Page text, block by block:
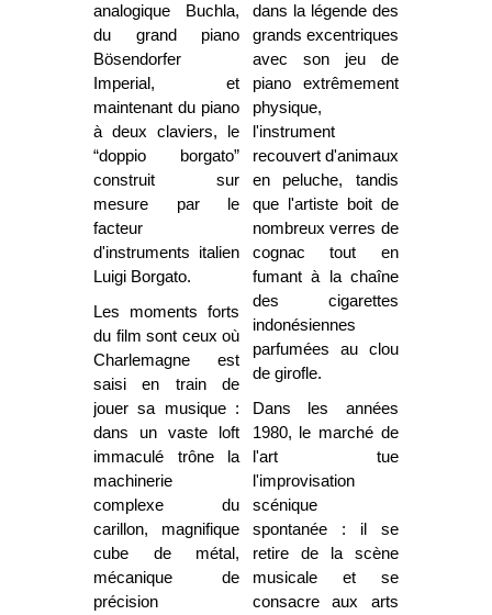
analogique Buchla,
du grand piano
Bösendorfer
Imperial, et
maintenant du piano
à deux claviers, le
“doppio borgato”
construit sur
mesure par le
facteur
d'instruments italien
Luigi Borgato.
Les moments forts
du film sont ceux où
Charlemagne est
saisi en train de
jouer sa musique :
dans un vaste loft
immaculé trône la
machinerie
complexe du
carillon, magnifique
cube de métal,
mécanique de
précision
dans la légende des
grands excentriques
avec son jeu de
piano extrêmement
physique,
l'instrument
recouvert d'animaux
en peluche, tandis
que l'artiste boit de
nombreux verres de
cognac tout en
fumant à la chaîne
des cigarettes
indonésiennes
parfumées au clou
de girofle.
Dans les années
1980, le marché de
l'art tue
l'improvisation
scénique
spontanée : il se
retire de la scène
musicale et se
consacre aux arts